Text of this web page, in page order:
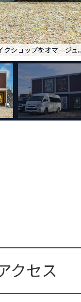
クショップをオマージュ
クセス